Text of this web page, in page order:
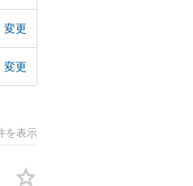
変更
変更
を表示